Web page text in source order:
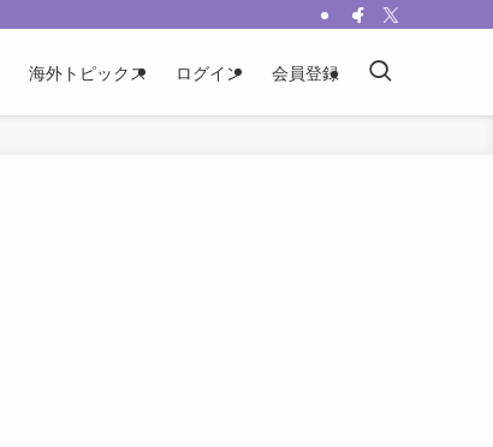
海外トピックス ログイン 会員登録